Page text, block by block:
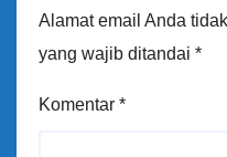
Alamat email Anda
yang wajib ditandai *
Komentar *